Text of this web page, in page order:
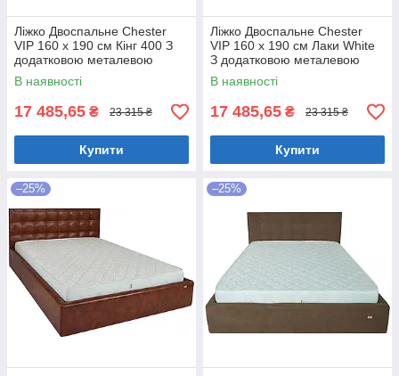
Ліжко Двоспальне Chester
VIP 160 х 190 см Кінг 400 З
додатковою металевою
цільнозварною рамою C1
Білий
В наявності
17 485,65 ₴ 23 315 ₴
Купити
Ліжко Двоспальне Chester
VIP 160 х 190 см Лаки White
З додатковою металевою
цільнозварною рамою Білий
В наявності
17 485,65 ₴ 23 315 ₴
Купити
–25% –25%